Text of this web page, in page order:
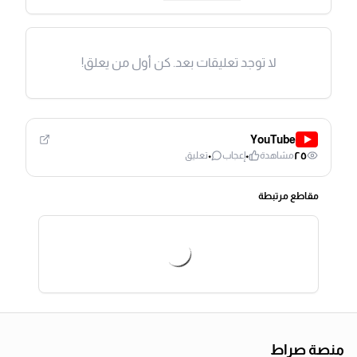
لا توجد تعليقات بعد. كن أول من يعلق!
YouTube
٢٥مشاهدة ٠إعجاب ٠تعليق
مقاطع مرتبطة
منصة صراط